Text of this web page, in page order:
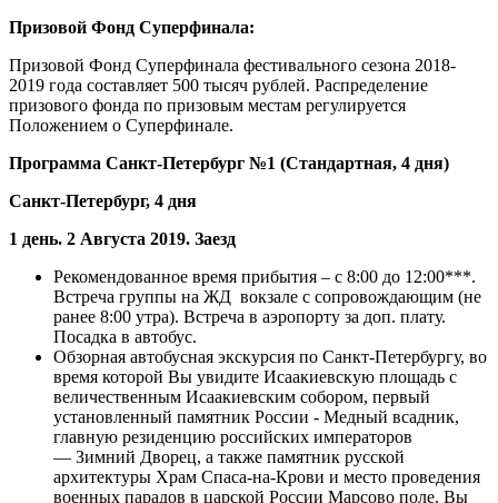
Призовой Фонд Суперфинала:
Призовой Фонд Суперфинала фестивального сезона 2018-
2019 года составляет 500 тысяч рублей. Распределение
призового фонда по призовым местам регулируется
Положением о Суперфинале.
Программа Санкт-Петербург №1 (Стандартная, 4 дня)
Санкт-Петербург, 4 дня
1 день. 2 Августа 2019. Заезд
Рекомендованное время прибытия – с 8:00 до 12:00***.
Встреча группы на ЖД вокзале с сопровождающим (не
ранее 8:00 утра). Встреча в аэропорту за доп. плату.
Посадка в автобус.
Обзорная автобусная экскурсия по Санкт-Петербургу, во
время которой Вы увидите Исаакиевскую площадь с
величественным Исаакиевским собором, первый
установленный памятник России - Медный всадник,
главную резиденцию российских императоров
— Зимний Дворец, а также памятник русской
архитектуры Храм Спаса-на-Крови и место проведения
военных парадов в царской России Марсово поле. Вы